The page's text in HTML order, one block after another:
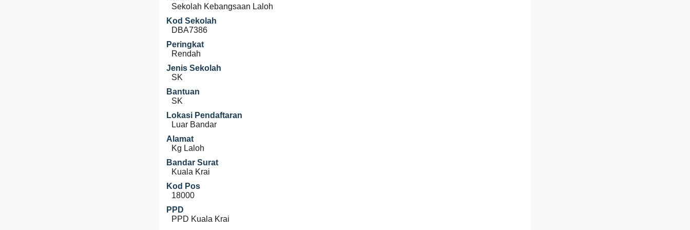
Sekolah Kebangsaan Laloh
Kod Sekolah
DBA7386
Peringkat
Rendah
Jenis Sekolah
SK
Bantuan
SK
Lokasi Pendaftaran
Luar Bandar
Alamat
Kg Laloh
Bandar Surat
Kuala Krai
Kod Pos
18000
PPD
PPD Kuala Krai